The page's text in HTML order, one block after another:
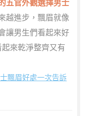
五官外觀選擇男士
越進步，飄眉就像
讓男生們看起來好
來乾淨整齊又有
飄眉好處一次告訴